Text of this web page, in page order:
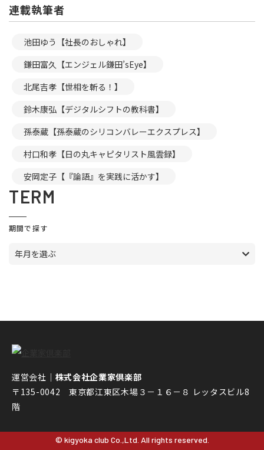
連載執筆者
池田ゆう【社長のおしゃれ】
鎌田富久【エンジェル鎌田’sEye】
北尾吉孝【世相を斬る！】
鈴木康弘【デジタルシフトの教科書】
孫泰蔵【孫泰蔵のシリコンバレーエクスプレス】
村口和孝【日の丸キャピタリスト風雲録】
安岡定子【『論語』を実践に活かす】
TERM
期間で探す
年月を選ぶ
運営会社｜ 株式会社企業家倶楽部
〒135-0042 東京都江東区木場３－１６－８ レッタスビル8
階
© kigyoka club Co.,Ltd. All rights reserved.